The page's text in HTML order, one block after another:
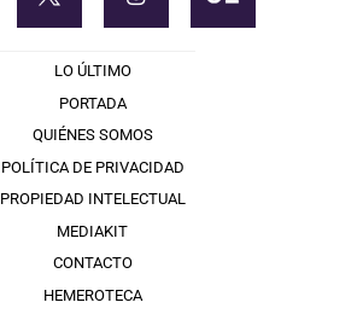
LO ÚLTIMO
PORTADA
QUIÉNES SOMOS
POLÍTICA DE PRIVACIDAD
PROPIEDAD INTELECTUAL
MEDIAKIT
CONTACTO
HEMEROTECA